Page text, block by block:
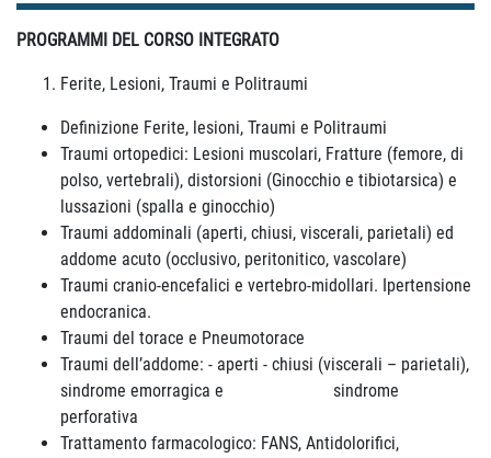
PROGRAMMI DEL CORSO INTEGRATO
Ferite, Lesioni, Traumi e Politraumi
Definizione Ferite, lesioni, Traumi e Politraumi
Traumi ortopedici: Lesioni muscolari, Fratture (femore, di
polso, vertebrali), distorsioni (Ginocchio e tibiotarsica) e
lussazioni (spalla e ginocchio)
Traumi addominali (aperti, chiusi, viscerali, parietali) ed
addome acuto (occlusivo, peritonitico, vascolare)
Traumi cranio-encefalici e vertebro-midollari. Ipertensione
endocranica.
Traumi del torace e Pneumotorace
Traumi dell’addome: - aperti - chiusi (viscerali – parietali),
sindrome emorragica e sindrome
perforativa
Trattamento farmacologico: FANS, Antidolorifici,